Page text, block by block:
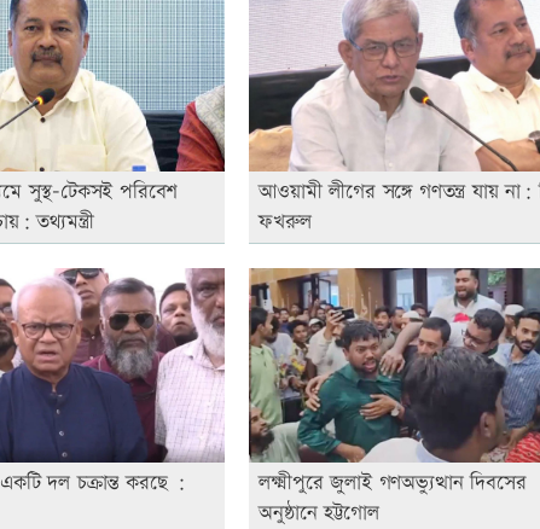
সুস্থ-টেকসই পরিবেশ
তথ্যমন্ত্রী
আওয়ামী লীগের সঙ্গে গণতন্ত্র যায় না:
ফখরুল
দল চক্রান্ত করছে :
লক্ষ্মীপুরে জুলাই গণঅভ্যুত্থান দিবসের
অনুষ্ঠানে হট্টগোল